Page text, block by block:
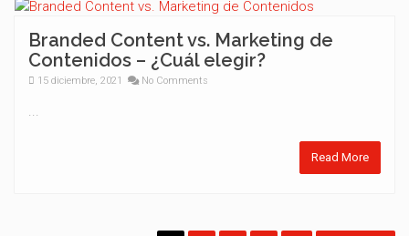
Branded Content vs. Marketing de
Contenidos – ¿Cuál elegir?
15 diciembre, 2021 No Comments
Read More